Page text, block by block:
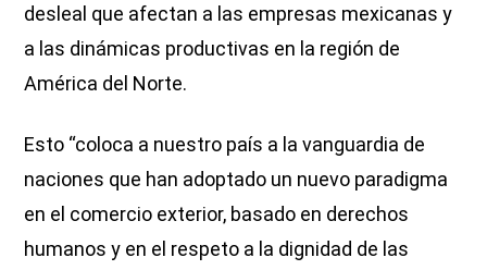
desleal que afectan a las empresas mexicanas y
a las dinámicas productivas en la región de
América del Norte.
Esto “coloca a nuestro país a la vanguardia de
naciones que han adoptado un nuevo paradigma
en el comercio exterior, basado en derechos
humanos y en el respeto a la dignidad de las